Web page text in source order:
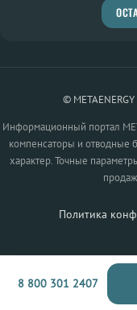
©
Информационный портал
компенсаторы и отводные
характер. Точные
Политика
8 800 301 2407